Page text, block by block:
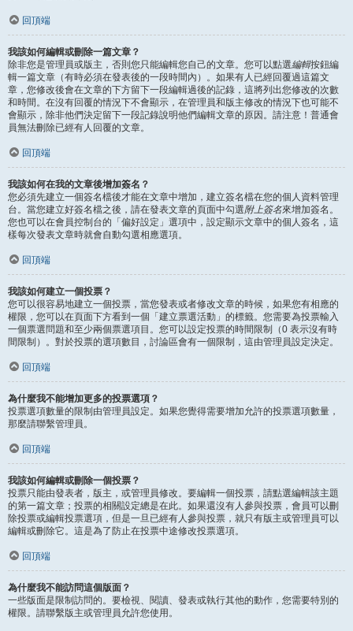
回頂端
我該如何編輯或刪除一篇文章？
除非您是管理員或版主，否則您只能編輯您自己的文章。您可以點選編輯按鈕編
輯一篇文章（有時必須在發表後的一段時間內）。如果有人已經回覆過這篇文
章，您修改後會在文章的下方留下一段編輯過後的記錄，這將列出您修改的次數
和時間。在沒有回覆的情況下不會顯示，在管理員和版主修改的情況下也可能不
會顯示，除非他們決定留下一段記錄說明他們編輯文章的原因。請注意！普通會
員無法刪除已經有人回覆的文章。
回頂端
我該如何在我的文章後增加簽名？
您必須先建立一個簽名檔後才能在文章中增加，建立簽名檔在您的個人資料管理
台。當您建立好簽名檔之後，請在發表文章的頁面中勾選附上簽名來增加簽名。
您也可以在會員控制台的「偏好設定」選項中，設定顯示文章中的個人簽名，這
樣每次發表文章時就會自動勾選相應選項。
回頂端
我該如何建立一個投票？
您可以很容易地建立一個投票，當您發表或者修改文章的時候，如果您有相應的
權限，您可以在頁面下方看到一個「建立票選活動」的標籤。您需要為投票輸入
一個票選問題和至少兩個票選項目。您可以設定投票的時間限制（0 表示沒有時
間限制）。對於投票的選項數目，討論區會有一個限制，這由管理員設定決定。
回頂端
為什麼我不能增加更多的投票選項？
投票選項數量的限制由管理員設定。如果您覺得需要增加允許的投票選項數量，
那麼請聯繫管理員。
回頂端
我該如何編輯或刪除一個投票？
投票只能由發表者，版主，或管理員修改。要編輯一個投票，請點選編輯該主題
的第一篇文章；投票的相關設定總是在此。如果還沒有人參與投票，會員可以刪
除投票或編輯投票選項，但是一旦已經有人參與投票，就只有版主或管理員可以
編輯或刪除它。這是為了防止在投票中途修改投票選項。
回頂端
為什麼我不能訪問這個版面？
一些版面是限制訪問的。要檢視、閱讀、發表或執行其他的動作，您需要特別的
權限。請聯繫版主或管理員允許您使用。